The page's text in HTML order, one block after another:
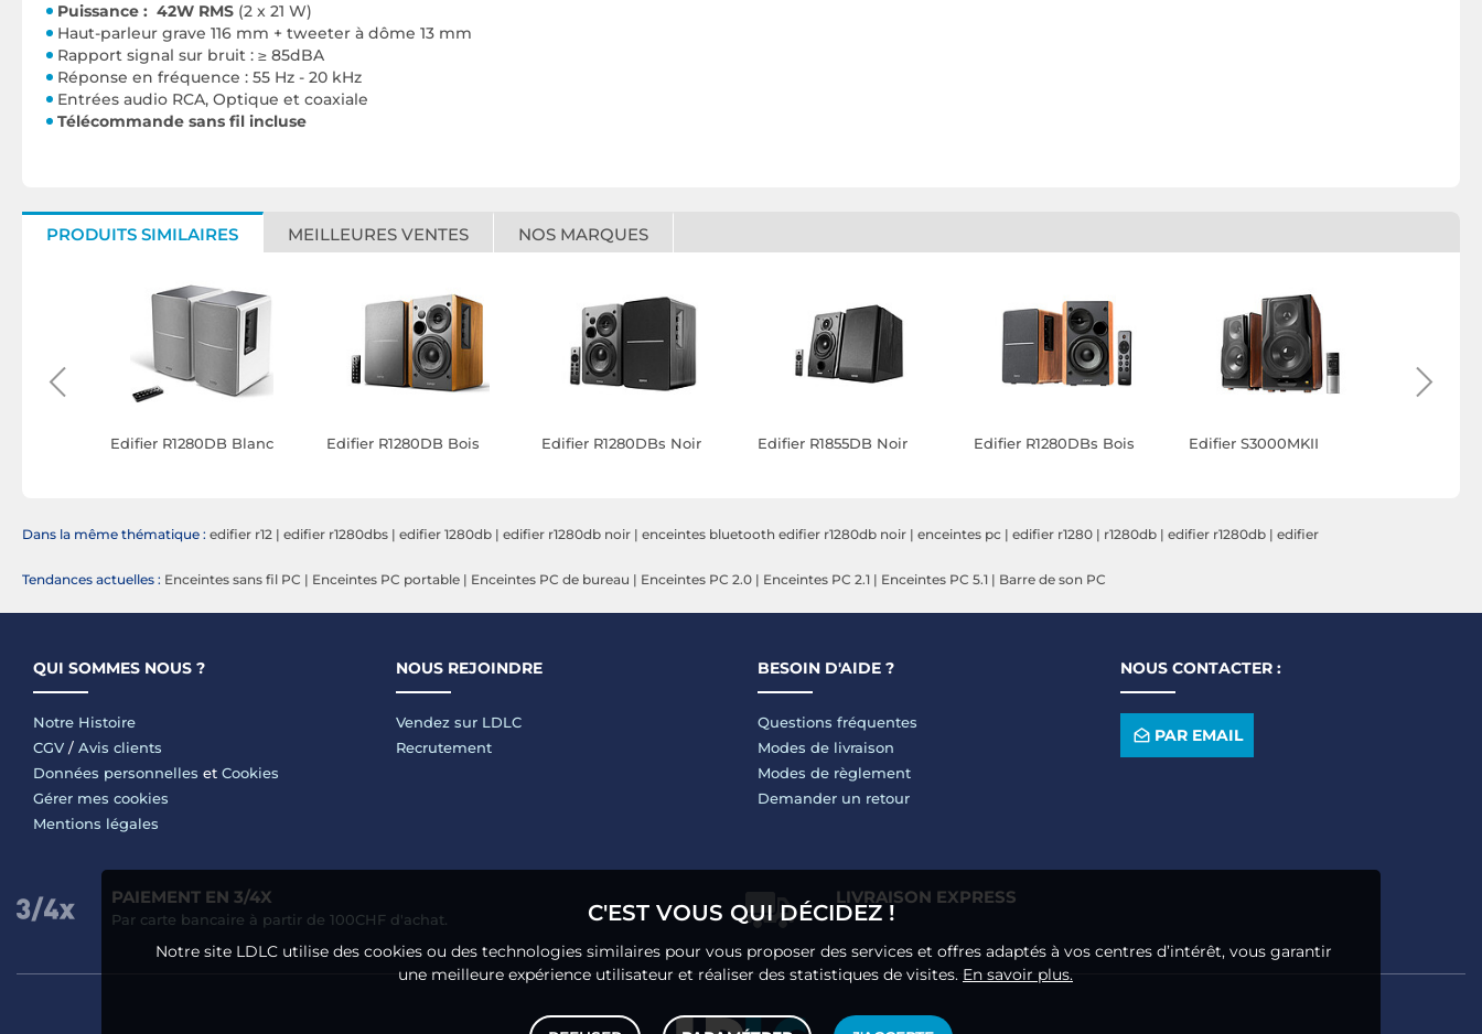
Puissance : 42W RMS (2 x 21 W)
Haut-parleur grave 116 mm + tweeter à dôme 13 mm
Rapport signal sur bruit : ≥ 85dBA
Réponse en fréquence : 55 Hz - 20 kHz
Entrées audio RCA, Optique et coaxiale
Télécommande sans fil incluse
PRODUITS SIMILAIRES MEILLEURES VENTES NOS MARQUES
Edifier R1280DB Blanc Edifier R1280DB Bois Edifier R1280DBs Noir Edifier R1855DB Noir Edifier R1280DBs Bois Edifier S3000MKII
Dans la même thématique : edifier r12 | edifier r1280dbs | edifier 1280db | edifier r1280db noir | enceintes bluetooth edifier r1280db noir | enceintes pc | edifier r1280 | r1280db | edifier r1280db | edifier
Tendances actuelles : Enceintes sans fil PC | Enceintes PC portable | Enceintes PC de bureau | Enceintes PC 2.0 | Enceintes PC 2.1 | Enceintes PC 5.1 | Barre de son PC
QUI SOMMES NOUS ?
Notre Histoire
CGV / Avis clients
Données personnelles et Cookies
Gérer mes cookies
Mentions légales
NOUS REJOINDRE
Vendez sur LDLC
Recrutement
BESOIN D'AIDE ?
Questions fréquentes
Modes de livraison
Modes de règlement
Demander un retour
NOUS CONTACTER :
PAR EMAIL
PAIEMENT EN 3/4X
Par carte bancaire à partir de 100CHF d'achat.
LIVRAISON EXPRESS
C'EST VOUS QUI DÉCIDEZ !
Notre site LDLC utilise des cookies ou des technologies similaires pour vous proposer des services et offres adaptés à vos centres d’intérêt, vous garantir
une meilleure expérience utilisateur et réaliser des statistiques de visites. En savoir plus.